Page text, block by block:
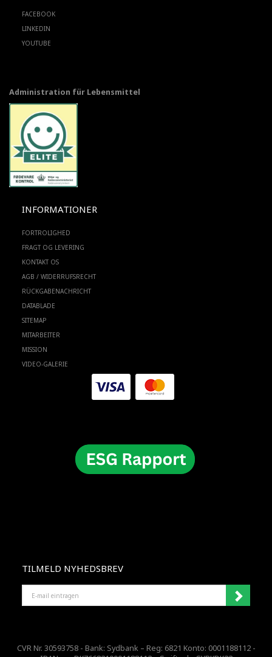
FACEBOOK
LINKEDIN
YOUTUBE
Administration für Lebensmittel
INFORMATIONER
FORTROLIGHED
FRAGT OG LEVERING
KONTAKT OS
AGB / WIDERRUFSRECHT
RÜCKGABENACHRICHT
DATABLADE
SITEMAP
MITARBEITER
MISSION
VIDEO-GALERIE
TILMELD NYHEDSBREV
MAIL
EINTRAGEN
CVR Nr. 30593758 - Bank: Sydbank – Reg: 6821 Konto: 0001188112 -